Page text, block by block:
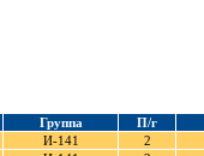
Группа
П/г
И-141
2